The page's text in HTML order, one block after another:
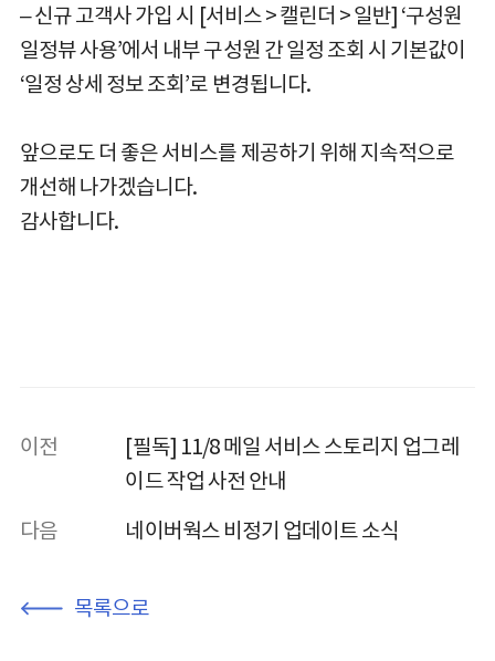
– 신규 고객사 가입 시 [서비스 > 캘린더 > 일반] ‘구성원
일정뷰 사용’에서 내부 구성원 간 일정 조회 시 기본값이
‘일정 상세 정보 조회’로 변경됩니다.
앞으로도 더 좋은 서비스를 제공하기 위해 지속적으로
개선해 나가겠습니다.
감사합니다.
이전
[필독] 11/8 메일 서비스 스토리지 업그레
이드 작업 사전 안내
다음
네이버웍스 비정기 업데이트 소식
목록으로